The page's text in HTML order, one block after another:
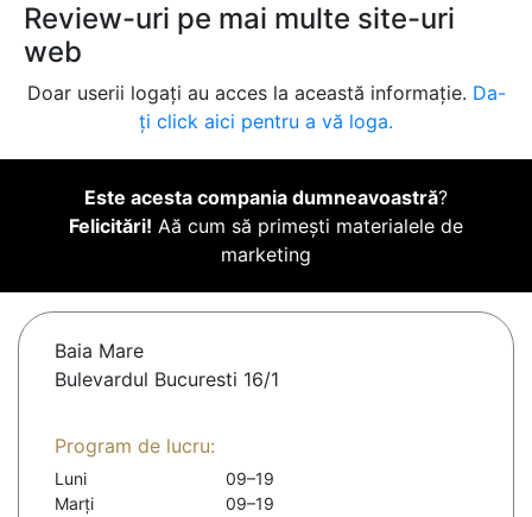
Review-uri pe mai multe site-uri
web
Doar userii logați au acces la această informație. Da-
ți click aici pentru a vă loga.
Este acesta compania dumneavoastră?
Felicitări! Aă cum să primești materialele de
marketing
Baia Mare
Bulevardul Bucuresti 16/1
Program de lucru:
Luni
09–19
Marți
09–19